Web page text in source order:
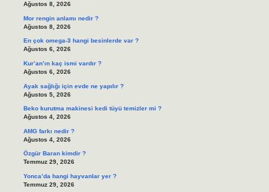
Ağustos 8, 2026
Mor rengin anlamı nedir ?
Ağustos 8, 2026
En çok omega-3 hangi besinlerde var ?
Ağustos 6, 2026
Kur’an’ın kaç ismi vardır ?
Ağustos 6, 2026
Ayak sağlığı için evde ne yapılır ?
Ağustos 5, 2026
Beko kurutma makinesi kedi tüyü temizler mi ?
Ağustos 4, 2026
AMG farkı nedir ?
Ağustos 4, 2026
Özgür Baran kimdir ?
Temmuz 29, 2026
Yonca’da hangi hayvanlar yer ?
Temmuz 29, 2026